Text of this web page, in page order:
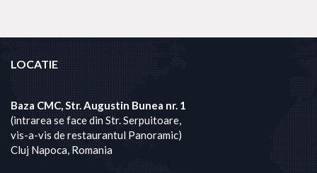
LOCATIE
Baza CMC, Str. Augustin Bunea nr. 1
(intrarea se face din Str. Serpuitoare,
vis-a-vis de restaurantul Panoramic)
Cluj Napoca, Romania